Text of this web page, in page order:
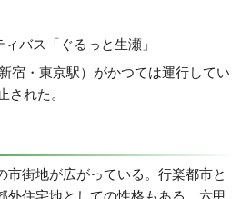
バス「ぐるっと生瀬」
宿・東京駅）がかつては運行してい
された。
市街地が広がっている。行楽都市と
外住宅地としての性格もある。六甲